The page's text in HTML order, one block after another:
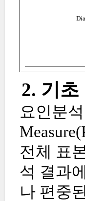
2. 기초
요인분
전체 표
석 결과
나 편중